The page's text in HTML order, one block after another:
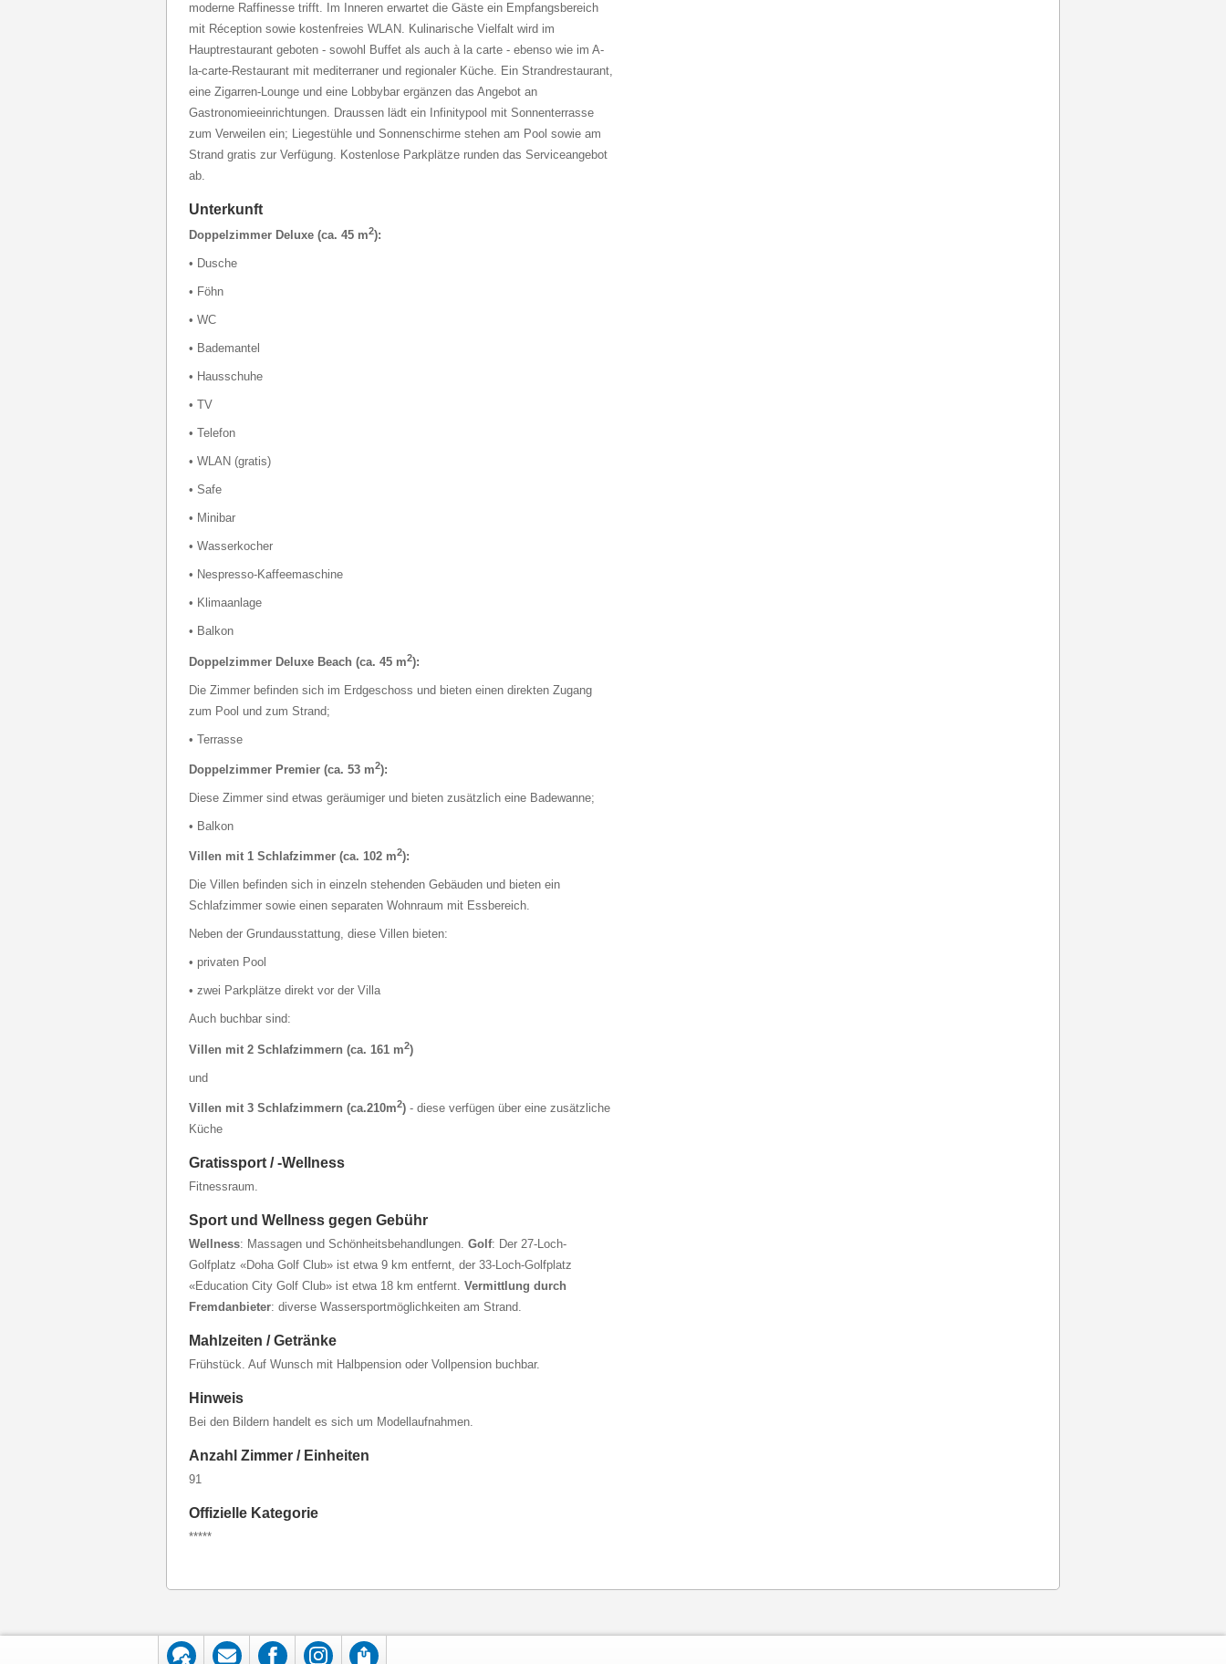
moderne Raffinesse trifft. Im Inneren erwartet die Gäste ein Empfangsbereich
mit Réception sowie kostenfreies WLAN. Kulinarische Vielfalt wird im
Hauptrestaurant geboten - sowohl Buffet als auch à la carte - ebenso wie im A-
la-carte-Restaurant mit mediterraner und regionaler Küche. Ein Strandrestaurant,
eine Zigarren-Lounge und eine Lobbybar ergänzen das Angebot an
Gastronomieeinrichtungen. Draussen lädt ein Infinitypool mit Sonnenterrasse
zum Verweilen ein; Liegestühle und Sonnenschirme stehen am Pool sowie am
Strand gratis zur Verfügung. Kostenlose Parkplätze runden das Serviceangebot
ab.
Unterkunft
Doppelzimmer Deluxe (ca. 45 m2):
• Dusche
• Föhn
• WC
• Bademantel
• Hausschuhe
• TV
• Telefon
• WLAN (gratis)
• Safe
• Minibar
• Wasserkocher
• Nespresso-Kaffeemaschine
• Klimaanlage
• Balkon
Doppelzimmer Deluxe Beach (ca. 45 m2):
Die Zimmer befinden sich im Erdgeschoss und bieten einen direkten Zugang
zum Pool und zum Strand;
• Terrasse
Doppelzimmer Premier (ca. 53 m2):
Diese Zimmer sind etwas geräumiger und bieten zusätzlich eine Badewanne;
• Balkon
Villen mit 1 Schlafzimmer (ca. 102 m2):
Die Villen befinden sich in einzeln stehenden Gebäuden und bieten ein
Schlafzimmer sowie einen separaten Wohnraum mit Essbereich.
Neben der Grundausstattung, diese Villen bieten:
• privaten Pool
• zwei Parkplätze direkt vor der Villa
Auch buchbar sind:
Villen mit 2 Schlafzimmern (ca. 161 m2)
und
Villen mit 3 Schlafzimmern (ca.210m2) - diese verfügen über eine zusätzliche
Küche
Gratissport / -Wellness
Fitnessraum.
Sport und Wellness gegen Gebühr
Wellness: Massagen und Schönheitsbehandlungen. Golf: Der 27-Loch-
Golfplatz «Doha Golf Club» ist etwa 9 km entfernt, der 33-Loch-Golfplatz
«Education City Golf Club» ist etwa 18 km entfernt. Vermittlung durch
Fremdanbieter: diverse Wassersportmöglichkeiten am Strand.
Mahlzeiten / Getränke
Frühstück. Auf Wunsch mit Halbpension oder Vollpension buchbar.
Hinweis
Bei den Bildern handelt es sich um Modellaufnahmen.
Anzahl Zimmer / Einheiten
91
Offizielle Kategorie
*****